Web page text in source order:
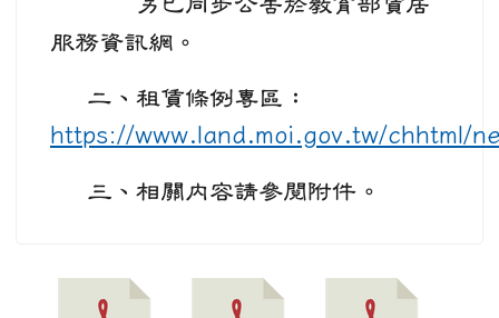
服務資訊網。
二、租賃條例專區：
https://www.land.moi.gov.tw/chhtml/
三、相關內容請參閱附件。